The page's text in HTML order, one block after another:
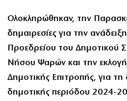
Ολοκληρώθηκαν, την
δημαιρεσίες για την
Προεδρείου του Δημοτικού
Νήσου Ψαρών και την
Δημοτικής Επιτροπής, για τη
δημοτικής περιόδου 2024-